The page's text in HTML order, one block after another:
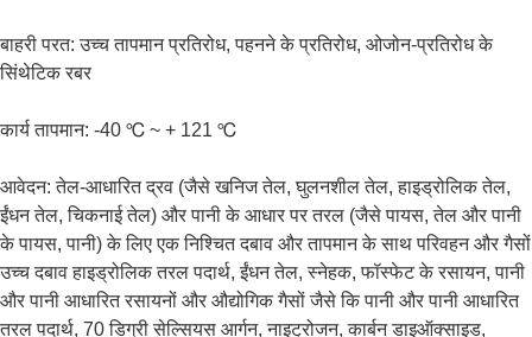
बाहरी परत: उच्च तापमान प्रतिरोध, पहनने के प्रतिरोध, ओजोन-प्रतिरोध के
सिंथेटिक रबर
कार्य तापमान: -40 ℃ ~ + 121 ℃
आवेदन: तेल-आधारित द्रव (जैसे खनिज तेल, घुलनशील तेल, हाइड्रोलिक तेल,
ईंधन तेल, चिकनाई तेल) और पानी के आधार पर तरल (जैसे पायस, तेल और पानी
के पायस, पानी) के लिए एक निश्चित दबाव और तापमान के साथ परिवहन और गैसों
उच्च दबाव हाइड्रोलिक तरल पदार्थ, ईंधन तेल, स्नेहक, फॉस्फेट के रसायन, पानी
और पानी आधारित रसायनों और औद्योगिक गैसों जैसे कि पानी और पानी आधारित
तरल पदार्थ, 70 डिग्री सेल्सियस आर्गन, नाइट्रोजन, कार्बन डाइऑक्साइड,